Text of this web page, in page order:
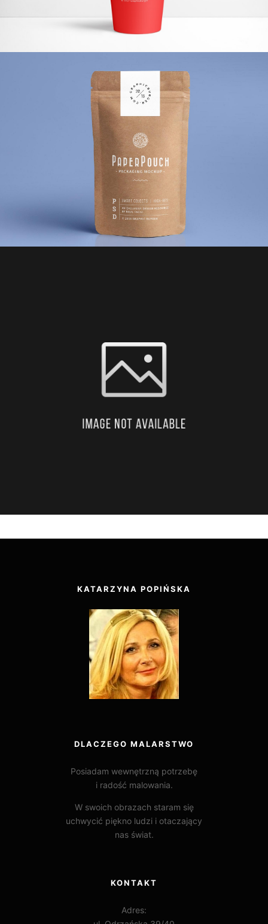
KATARZYNA POPIŃSKA
DLACZEGO MALARSTWO
Posiadam wewnętrzną potrzebę
i radość malowania.
W swoich obrazach staram się
uchwycić piękno ludzi i otaczający
nas świat.
KONTAKT
Adres: